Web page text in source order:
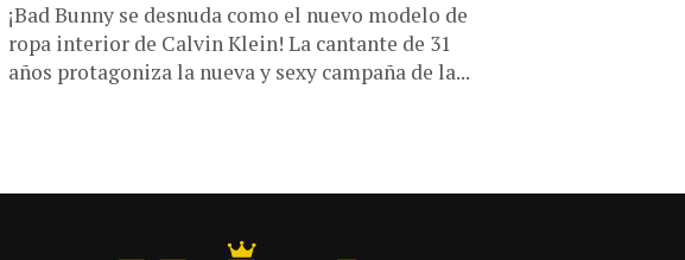
¡Bad Bunny se desnuda como el nuevo modelo de
ropa interior de Calvin Klein! La cantante de 31
años protagoniza la nueva y sexy campaña de la...